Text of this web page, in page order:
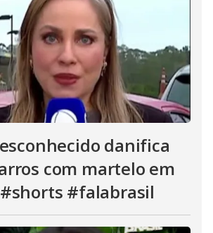
danifica
com martelo em
#shorts #falabrasil